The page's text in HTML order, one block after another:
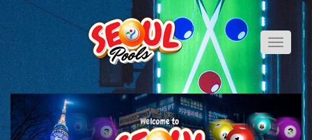
Toggle
Previous Next